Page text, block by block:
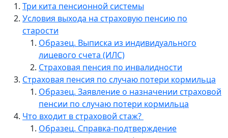
Три кита пенсионной системы
Условия выхода на страховую пенсию по
старости
Образец. Выписка из индивидуального
лицевого счета (ИЛС)
Страховая пенсия по инвалидности
Страховая пенсия по случаю потери кормильца
Образец. Заявление о назначении страховой
пенсии по случаю потери кормильца
Что входит в страховой стаж?
Образец. Справка-подтверждение